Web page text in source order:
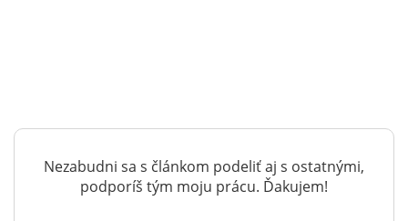
Nezabudni sa s článkom podeliť aj s ostatnými,
podporíš tým moju prácu. Ďakujem!